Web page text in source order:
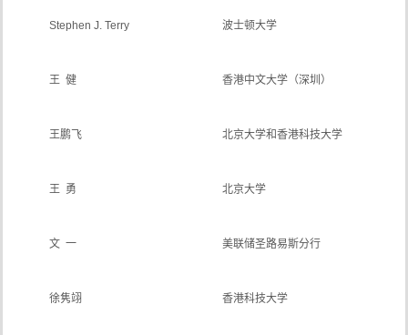
Stephen J. Terry 波士顿大学
王 健 香港中文大学（深圳）
王鹏飞 北京大学和香港科技大学
王 勇 北京大学
文 一 美联储圣路易斯分行
徐隽翊 香港科技大学